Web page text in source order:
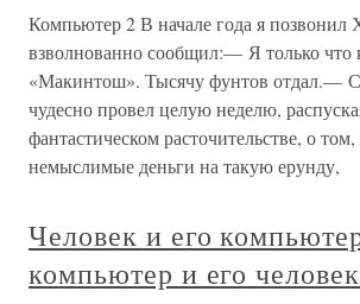
Компьютер 2 В начале года я позвонил
взволнованно сообщил:— Я только что
«Макинтош». Тысячу фунтов отдал.—
чудесно провел целую неделю,
фантастическом расточительстве, о
немыслимые деньги на такую ерунду,
Человек и его
компьютер и его